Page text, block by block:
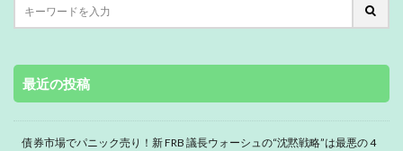
最近の投稿
債券市場でパニック売り！新 FRB 議長ウォーシュの“沈黙戦略”は最悪の 4